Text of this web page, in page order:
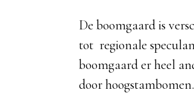
De boomgaard is
tot regionale
boomgaard er heel
door